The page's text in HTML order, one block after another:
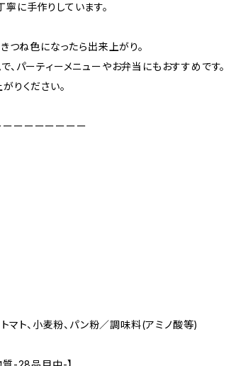
に手作りしています。
つね色になったら出来上がり。
、パーティーメニューやお弁当にもおすすめです。
りください。
ーーーーーーー
マト、小麦粉、パン粉／調味料(アミノ酸等)